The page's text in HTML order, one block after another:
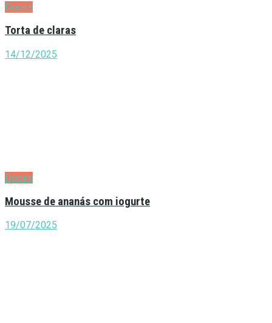
Doces
Torta de claras
14/12/2025
Doces
Mousse de ananás com iogurte
19/07/2025